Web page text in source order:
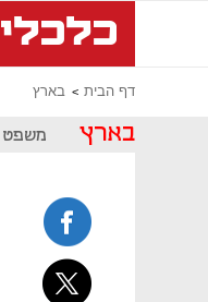
דף הבית בארץ
בארץ משפט